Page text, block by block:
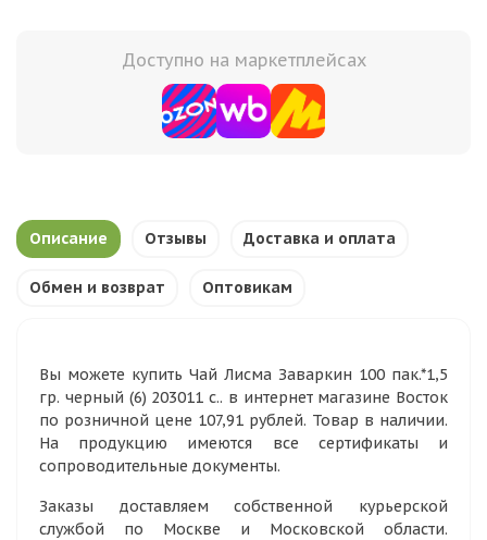
Доступно на маркетплейсах
Описание Отзывы Доставка и оплата
Обмен и возврат Оптовикам
Вы можете купить Чай Лисма Заваркин 100 пак.*1,5
гр. черный (6) 203011 с.. в интернет магазине Восток
по розничной цене 107,91 рублей. Товар в наличии.
На продукцию имеются все сертификаты и
сопроводительные документы.
Заказы доставляем собственной курьерской
службой по Москве и Московской области.